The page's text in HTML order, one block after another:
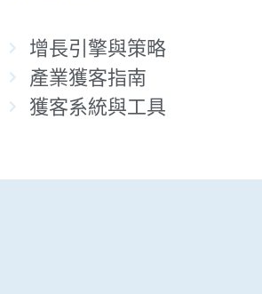
增長引擎與策略
產業獲客指南
獲客系統與工具